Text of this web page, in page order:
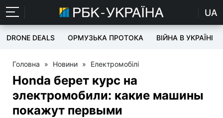
UA
DRONE DEALS ОРМУЗЬКА ПРОТОКА ВІЙНА В УКРАЇНІ
Головна » Новини » Електромобілі
Honda берет курс на
электромобили: какие машины
покажут первыми